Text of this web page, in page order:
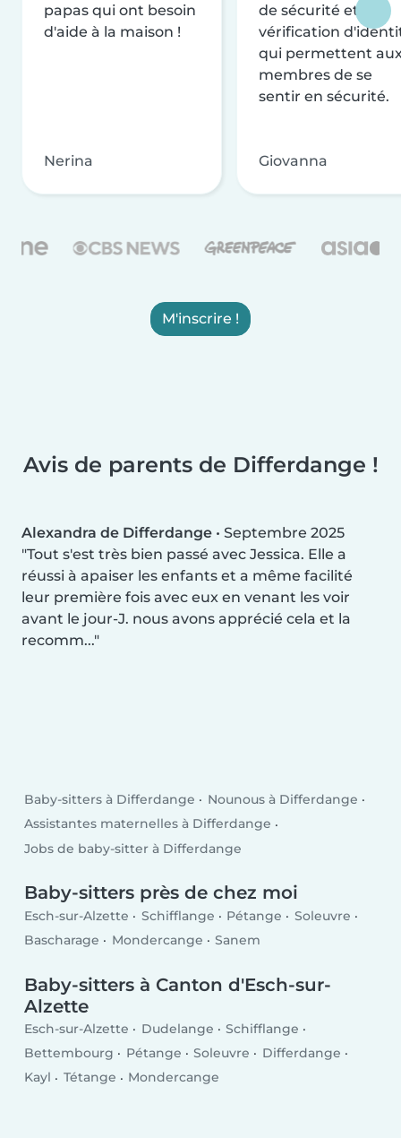
papas qui ont besoin
d'aide à la maison !
Nerina
de sécurité et de
vérification
qui permettent
membres de se
sentir en sécurité.
Giovanna
M'inscrire !
Avis de parents de Differdange !
Alexandra de Differdange • Septembre 2025
Tout s'est très bien passé avec Jessica. Elle a
réussi à apaiser les enfants et a même facilité
leur première fois avec eux en venant les voir
avant le jour-J. nous avons apprécié cela et la
recomm...
Baby-sitters à Differdange
Nounous à Differdange
Assistantes maternelles à Differdange
Jobs de baby-sitter à Differdange
Baby-sitters près de chez moi
Esch-sur-Alzette Schifflange Pétange
Soleuvre
Bascharage
Mondercange Sanem
Baby-sitters à Canton d'Esch-sur-
Alzette
Esch-sur-Alzette Dudelange
Schifflange
Bettembourg
Pétange Soleuvre
Differdange
Kayl
Tétange Mondercange